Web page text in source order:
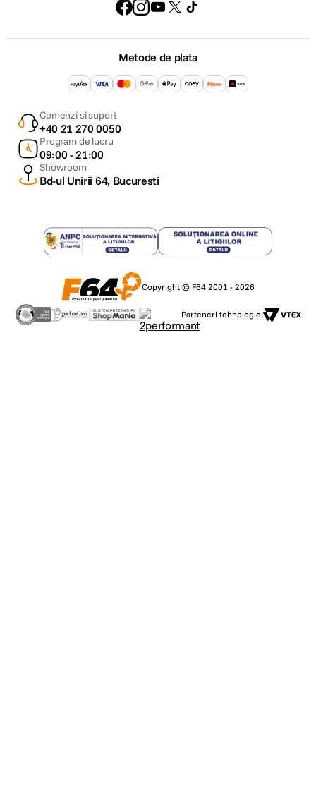
Metode de plata
Comenzi si suport
+40 21 270 0050
Program de lucru
09:00 - 21:00
Showroom
Bd-ul Unirii 64, Bucuresti
Copyright © F64 2001 - 2026
Parteneri tehnologie: